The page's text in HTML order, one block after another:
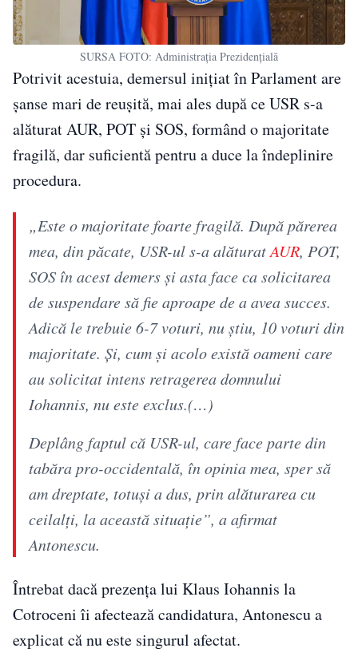
SURSA FOTO: Administrația Prezidențială
Potrivit acestuia, demersul inițiat în Parlament are
șanse mari de reușită, mai ales după ce USR s-a
alăturat AUR, POT și SOS, formând o majoritate
fragilă, dar suficientă pentru a duce la îndeplinire
procedura.
„Este o majoritate foarte fragilă. După părerea
mea, din păcate, USR-ul s-a alăturatAUR, POT,
SOS în acest demers şi asta face ca solicitarea
de suspendare să fie aproape de a avea succes.
Adică le trebuie 6-7 voturi, nu ştiu, 10 voturi din
majoritate. Şi, cum şi acolo există oameni care
au solicitat intens retragerea domnului
Iohannis, nu este exclus.(…)
Deplâng faptul că USR-ul, care face parte din
tabăra pro-occidentală, în opinia mea, sper să
am dreptate, totuşi a dus, prin alăturarea cu
ceilalţi, la această situaţie”, a afirmat
Antonescu.
Întrebat dacă prezența lui Klaus Iohannis la
Cotroceni îi afectează candidatura, Antonescu a
explicat că nu este singurul afectat.